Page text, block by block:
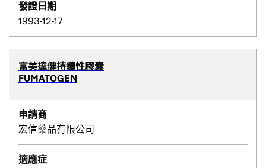
發證日期
1993-12-17
富美達健持續性膠囊
FUMATOGEN
申請商
宏信藥品有限公司
適應症